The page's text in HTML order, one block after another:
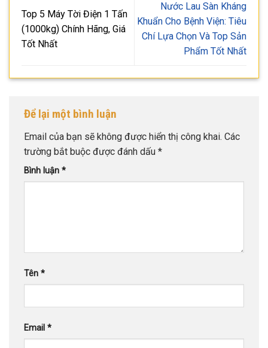
Top 5 Máy Tời Điện 1 Tấn
(1000kg) Chính Hãng, Giá
Tốt Nhất
Nước Lau Sàn Kháng
Khuẩn Cho Bệnh Viện: Tiêu
Chí Lựa Chọn Và Top Sản
Phẩm Tốt Nhất
Để lại một bình luận
Email của bạn sẽ không được hiển thị công khai. Các
trường bắt buộc được đánh dấu *
Bình luận *
Tên *
Email *